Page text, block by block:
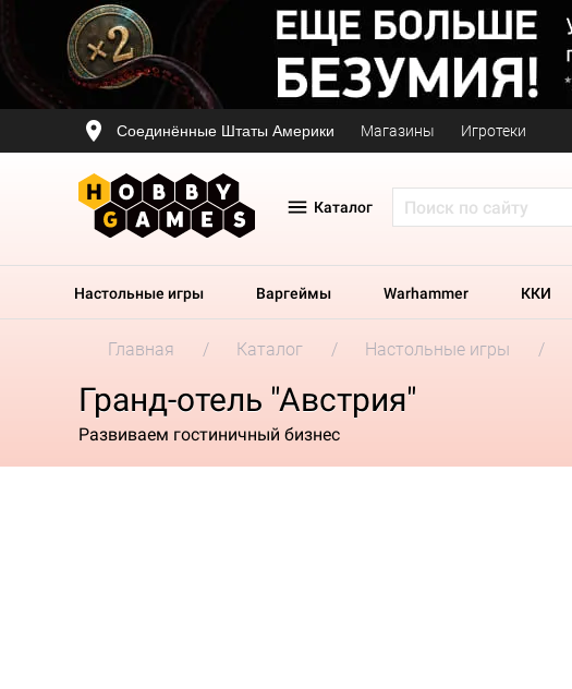
Соединённые Штаты Америки Магазины Игротеки
Каталог
Настольные игры Варгеймы Warhammer ККИ
Главная Каталог Настольные игры
Гранд-отель "Австрия"
Развиваем гостиничный бизнес